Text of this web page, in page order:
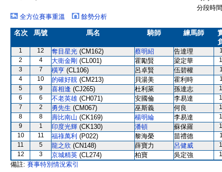
分段時
全方位賽事重溫
餘勢分析
名次 馬號 馬名 騎師 練馬師
1 12 奪目星光 (CM162) 蔡明紹 告達理
2
4 大衛金剛 (CL001) 霍勵賢 梁定華
3
7 橫亨 (CL106) 呂卓賢 伍碧權
4
10 的確好靚 (CM213) 貝湯美 霍利時
5
9 喜相逢 (CJ265) 杜利萊 孫達志
6
6 不老英雄 (CH071) 安國倫 李易達
7
2 勇先生 (CM067) 巫斯義 何良
8
8 壽比南山 (CK169) 楊明綸 李易達
9
1 印度光輝 (CK130) 潘頓 蘇保羅
10
11 福祿萬利 (P022) 黎海榮 苗禮德
11
5 龍之欣 (CN148) 薛寶力 呂健威
12
3 京城精英 (CL274) 柏寶 吳定強
備註: 賽事特別情況索引